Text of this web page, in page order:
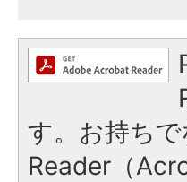
す。お持ち
Reader（